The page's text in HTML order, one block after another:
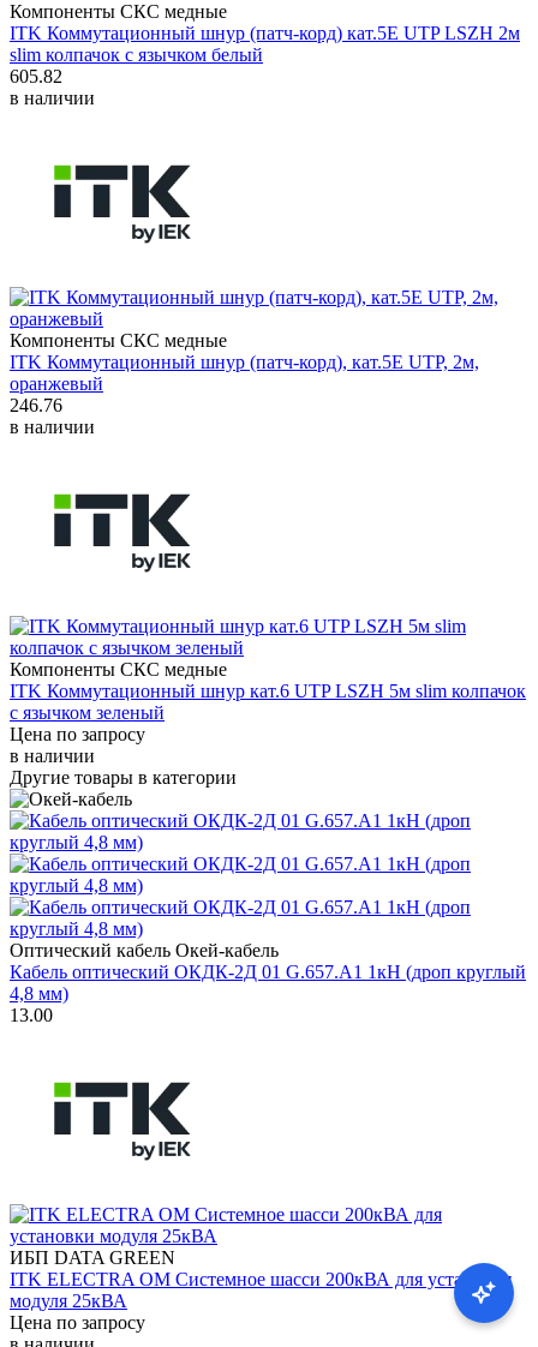
Компоненты СКС медные
ITK Коммутационный шнур (патч-корд) кат.5E UTP LSZH 2м
slim колпачок с язычком белый
605.82
в наличии
Компоненты СКС медные
ITK Коммутационный шнур (патч-корд), кат.5Е UTP, 2м,
оранжевый
246.76
в наличии
Компоненты СКС медные
ITK Коммутационный шнур кат.6 UTP LSZH 5м slim колпачок
с язычком зеленый
Цена по запросу
в наличии
Другие товары в категории
Оптический кабель Окей-кабель
Кабель оптический ОКДК-2Д 01 G.657.А1 1кН (дроп круглый
4,8 мм)
13.00
ИБП DATA GREEN
ITK ELECTRA OM Системное шасси 200кВА для установки
модуля 25кВА
Цена по запросу